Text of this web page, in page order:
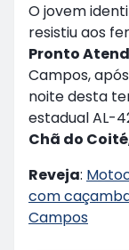
O jovem
resistiu aos
Pronto
Campos,
noite desta
estadual AL-
Chã do Coité
Reveja:
com
Campos